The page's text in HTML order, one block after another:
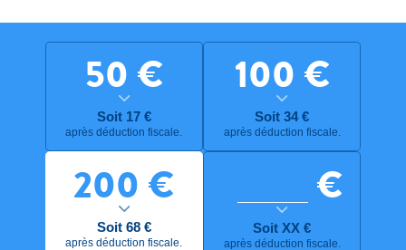
+ de2800
1microscope Titan le plus puissant
du monde
25et plateformes technologiques
50 €
Soit 17€
après déduction fiscale.
100 €
Soit34€
après déduction fiscale.
200 €
Soit 68€
après déduction fiscale.
€
SoitXX €
après déduction fiscale.